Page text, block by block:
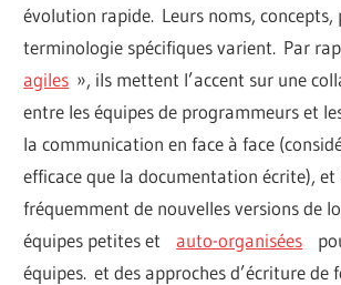
évolution rapide. Leurs noms, concepts,
terminologie spécifiques varient. Par
agiles », ils mettent l’accent sur une
entre les équipes de programmeurs et
la communication en face à face
efficace que la documentation écrite),
fréquemment de nouvelles versions de
équipes petites etauto-organisées
équipes. et des approches d’écriture de